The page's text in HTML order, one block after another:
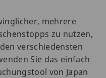
mehrere
zu nutzen,
verschiedensten
Sie das einfach
von Japan